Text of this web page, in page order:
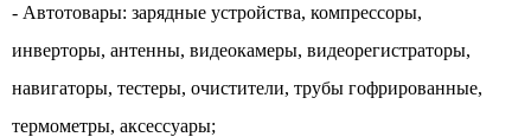
- Автотовары: зарядные устройства, компрессоры,
инверторы, антенны, видеокамеры, видеорегистраторы,
навигаторы, тестеры, очистители, трубы гофрированные,
термометры, аксессуары;